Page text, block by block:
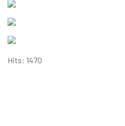
Hits: 1470